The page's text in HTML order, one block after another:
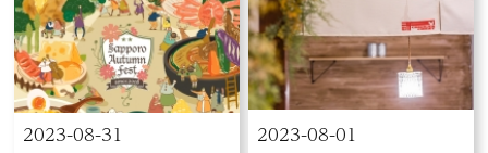
2023-08-31 2023-08-01